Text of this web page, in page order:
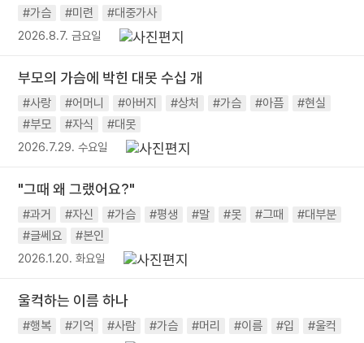
#가슴
#미련 #대중가사
2026.8.7. 금요일
부모의 가슴에 박힌 대못 수십 개
#사랑 #어머니 #아버지 #상처 #가슴 #아픔
#현실
#부모
#자식 #대못
2026.7.29. 수요일
"그때 왜 그랬어요?"
#과거 #자신 #가슴 #평생 #말 #못 #그때
#대부분
#글쎄요
#본인
2026.1.20. 화요일
울컥하는 이름 하나
#행복 #기억 #사람 #가슴 #머리 #이름 #입 #울컥